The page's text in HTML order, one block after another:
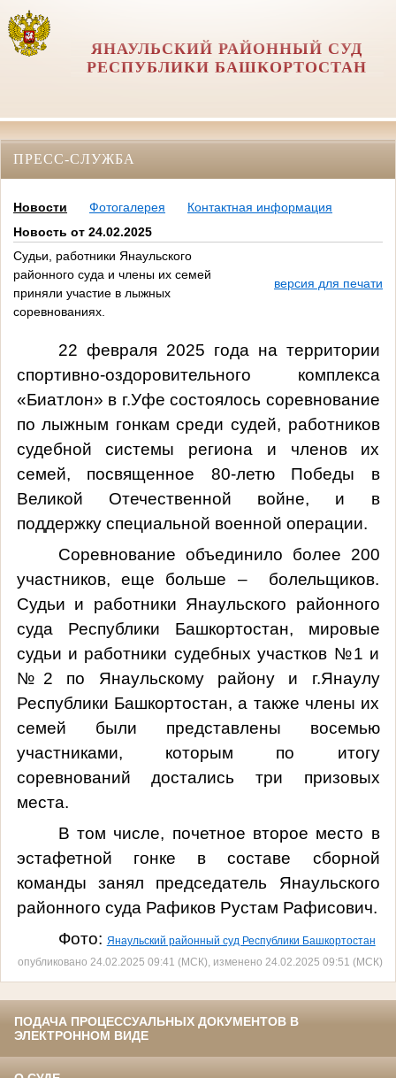
ЯНАУЛЬСКИЙ РАЙОННЫЙ СУД
РЕСПУБЛИКИ БАШКОРТОСТАН
ПРЕСС-СЛУЖБА
Новости Фотогалерея
Контактная информация
Новость от 24.02.2025
Судьи, работники Янаульского
районного суда и члены их семей
приняли участие в лыжных
соревнованиях.
версия для печати
22 февраля 2025 года на территории
спортивно-оздоровительного комплекса
«Биатлон» в г.Уфе состоялось соревнование
по лыжным гонкам среди судей, работников
судебной системы региона и членов их
семей, посвященное 80-летю Победы в
Великой Отечественной войне, и в
поддержку специальной военной операции.
Соревнование объединило более 200
участников, еще больше – болельщиков.
Судьи и работники Янаульского районного
суда Республики Башкортостан, мировые
судьи и работники судебных участков №1 и
№2 по Янаульскому району и г.Янаулу
Республики Башкортостан, а также члены их
семей были представлены восемью
участниками, которым по итогу
соревнований достались три призовых
места.
В том числе, почетное второе место в
эстафетной гонке в составе сборной
команды занял председатель Янаульского
районного суда Рафиков Рустам Рафисович.
Фото: Янаульский районный суд Республики Башкортостан
опубликовано 24.02.2025 09:41 (МСК), изменено 24.02.2025 09:51 (МСК)
ПОДАЧА ПРОЦЕССУАЛЬНЫХ ДОКУМЕНТОВ В
ЭЛЕКТРОННОМ ВИДЕ